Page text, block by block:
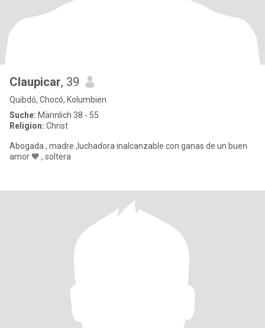
Claupicar, 39
Quibdó, Chocó, Kolumbien
Suche: Männlich 38 - 55
Religion: Christ
Abogada , madre ,luchadora inalcanzable con ganas de un buen
amor 🧡 , soltera